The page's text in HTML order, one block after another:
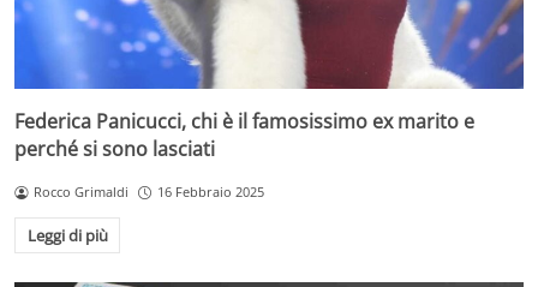
Federica Panicucci, chi è il famosissimo ex marito e
perché si sono lasciati
Rocco Grimaldi 16 Febbraio 2025
Leggi di più